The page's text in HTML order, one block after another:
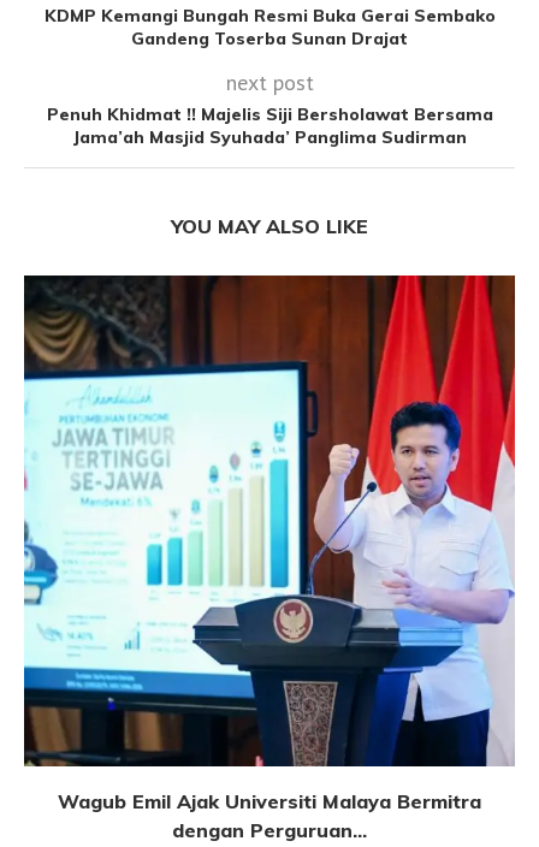
KDMP Kemangi Bungah Resmi Buka Gerai Sembako
Gandeng Toserba Sunan Drajat
next post
Penuh Khidmat !! Majelis Siji Bersholawat Bersama
Jama’ah Masjid Syuhada’ Panglima Sudirman
YOU MAY ALSO LIKE
Wagub Emil Ajak Universiti Malaya Bermitra
dengan Perguruan...